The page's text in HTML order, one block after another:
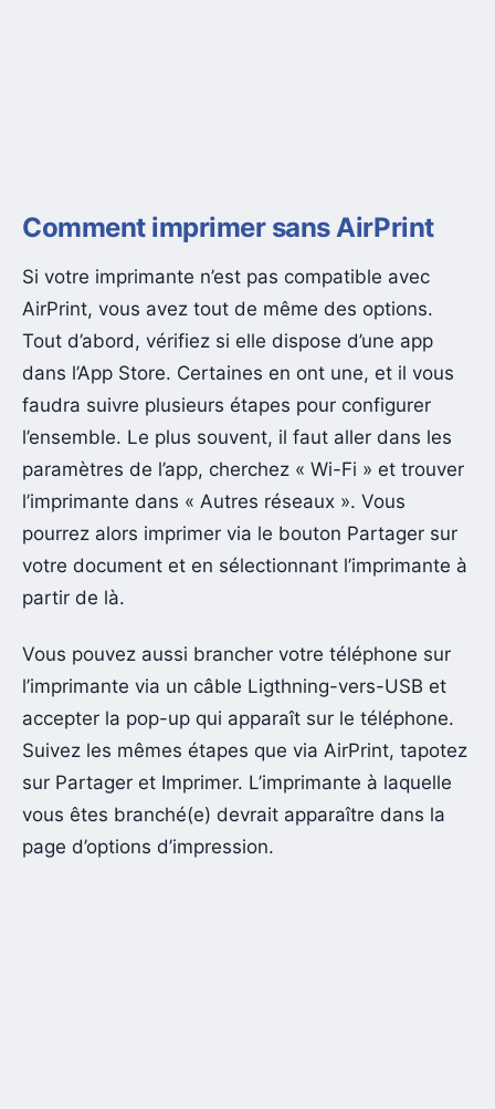
Comment imprimer sans AirPrint
Si votre imprimante n’est pas compatible avec
AirPrint, vous avez tout de même des options.
Tout d’abord, vérifiez si elle dispose d’une app
dans l’App Store. Certaines en ont une, et il vous
faudra suivre plusieurs étapes pour configurer
l’ensemble. Le plus souvent, il faut aller dans les
paramètres de l’app, cherchez « Wi-Fi » et trouver
l’imprimante dans « Autres réseaux ». Vous
pourrez alors imprimer via le bouton Partager sur
votre document et en sélectionnant l’imprimante à
partir de là.
Vous pouvez aussi brancher votre téléphone sur
l’imprimante via un câble Ligthning-vers-USB et
accepter la pop-up qui apparaît sur le téléphone.
Suivez les mêmes étapes que via AirPrint, tapotez
sur Partager et Imprimer. L’imprimante à laquelle
vous êtes branché(e) devrait apparaître dans la
page d’options d’impression.